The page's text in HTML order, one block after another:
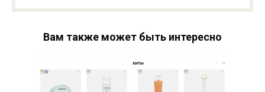
Вам также может быть интересно